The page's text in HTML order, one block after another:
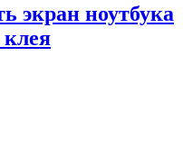
экран ноутбука